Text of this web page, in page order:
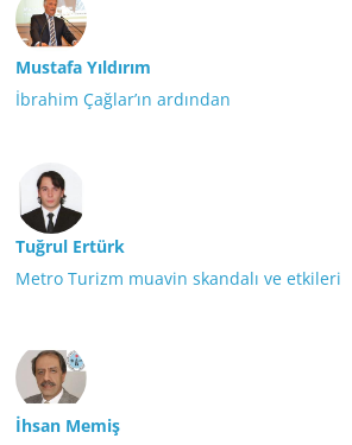
Mustafa Yıldırım
İbrahim Çağlar’ın ardından
Tuğrul Ertürk
Metro Turizm muavin skandalı ve etkileri
İhsan Memiş